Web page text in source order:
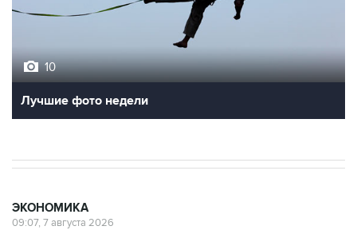
10
Лучшие фото недели
ЭКОНОМИКА
09:07, 7 августа 2026